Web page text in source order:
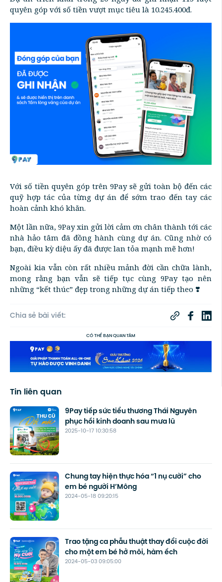
quyên góp với số tiền vượt mục tiêu là 10.245.400đ.
Với số tiền quyên góp trên 9Pay sẽ gửi toàn bộ đến các
quỹ hợp tác của từng dự án để sớm trao đến tay các
hoàn cảnh khó khăn.
Một lần nữa, 9Pay xin gửi lời cảm ơn chân thành tới các
nhà hảo tâm đã đồng hành cùng dự án. Cũng nhờ có
bạn, điều kỳ diệu ấy đã được lan tỏa mạnh mẽ hơn!
Ngoài kia vẫn còn rất nhiều mảnh đời cần chữa lành,
mong rằng bạn vẫn sẽ tiếp tục cùng 9Pay tạo nên
những “kết thúc” đẹp trong những dự án tiếp theo ❣️
Chia sẻ bài viết:
CÓ THỂ BẠN QUAN TÂM
Tin liên quan
2025-10-17 10:30:58
9Pay tiếp sức tiểu thương Thái Nguyên
phục hồi kinh doanh sau mưa lũ
2024-05-18 09:20:15
Chung tay hiện thực hóa “1 nụ cười” cho
em bé người H’Mông
2024-05-03 09:05:00
Trao tặng ca phẫu thuật thay đổi cuộc đời
cho một em bé hở môi, hàm ếch